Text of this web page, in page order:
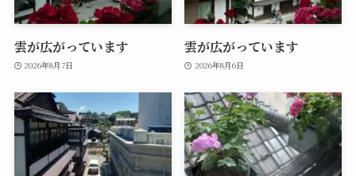
雲が広がっています
2026年8月7日
雲が広がっています
2026年8月6日